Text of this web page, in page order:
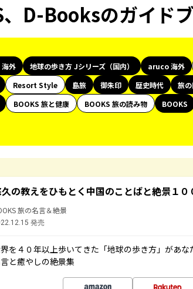
D-Booksのガイド
海外 地球の歩き方 Jシリーズ（国内） aruco 海外
Resort Style 島旅 御朱印 歴史時代 旅
BOOKS 旅と健康 BOOKS 旅の読み物 BOOKS
の教えをひもとく中国のことばと絶景１０
旅の名言＆絶景
発売
を４０年以上歩いてきた「地球の歩き方」があ
と癒やしの絶景集